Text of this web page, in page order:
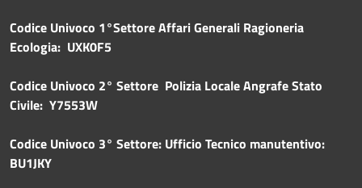
Codice Univoco 1°Settore Affari Generali Ragioneria
Ecologia: UXK0F5
Codice Univoco 2° Settore Polizia Locale Angrafe Stato
Civile: Y7553W
Codice Univoco 3° Settore: Ufficio Tecnico manutentivo:
BU1JKY